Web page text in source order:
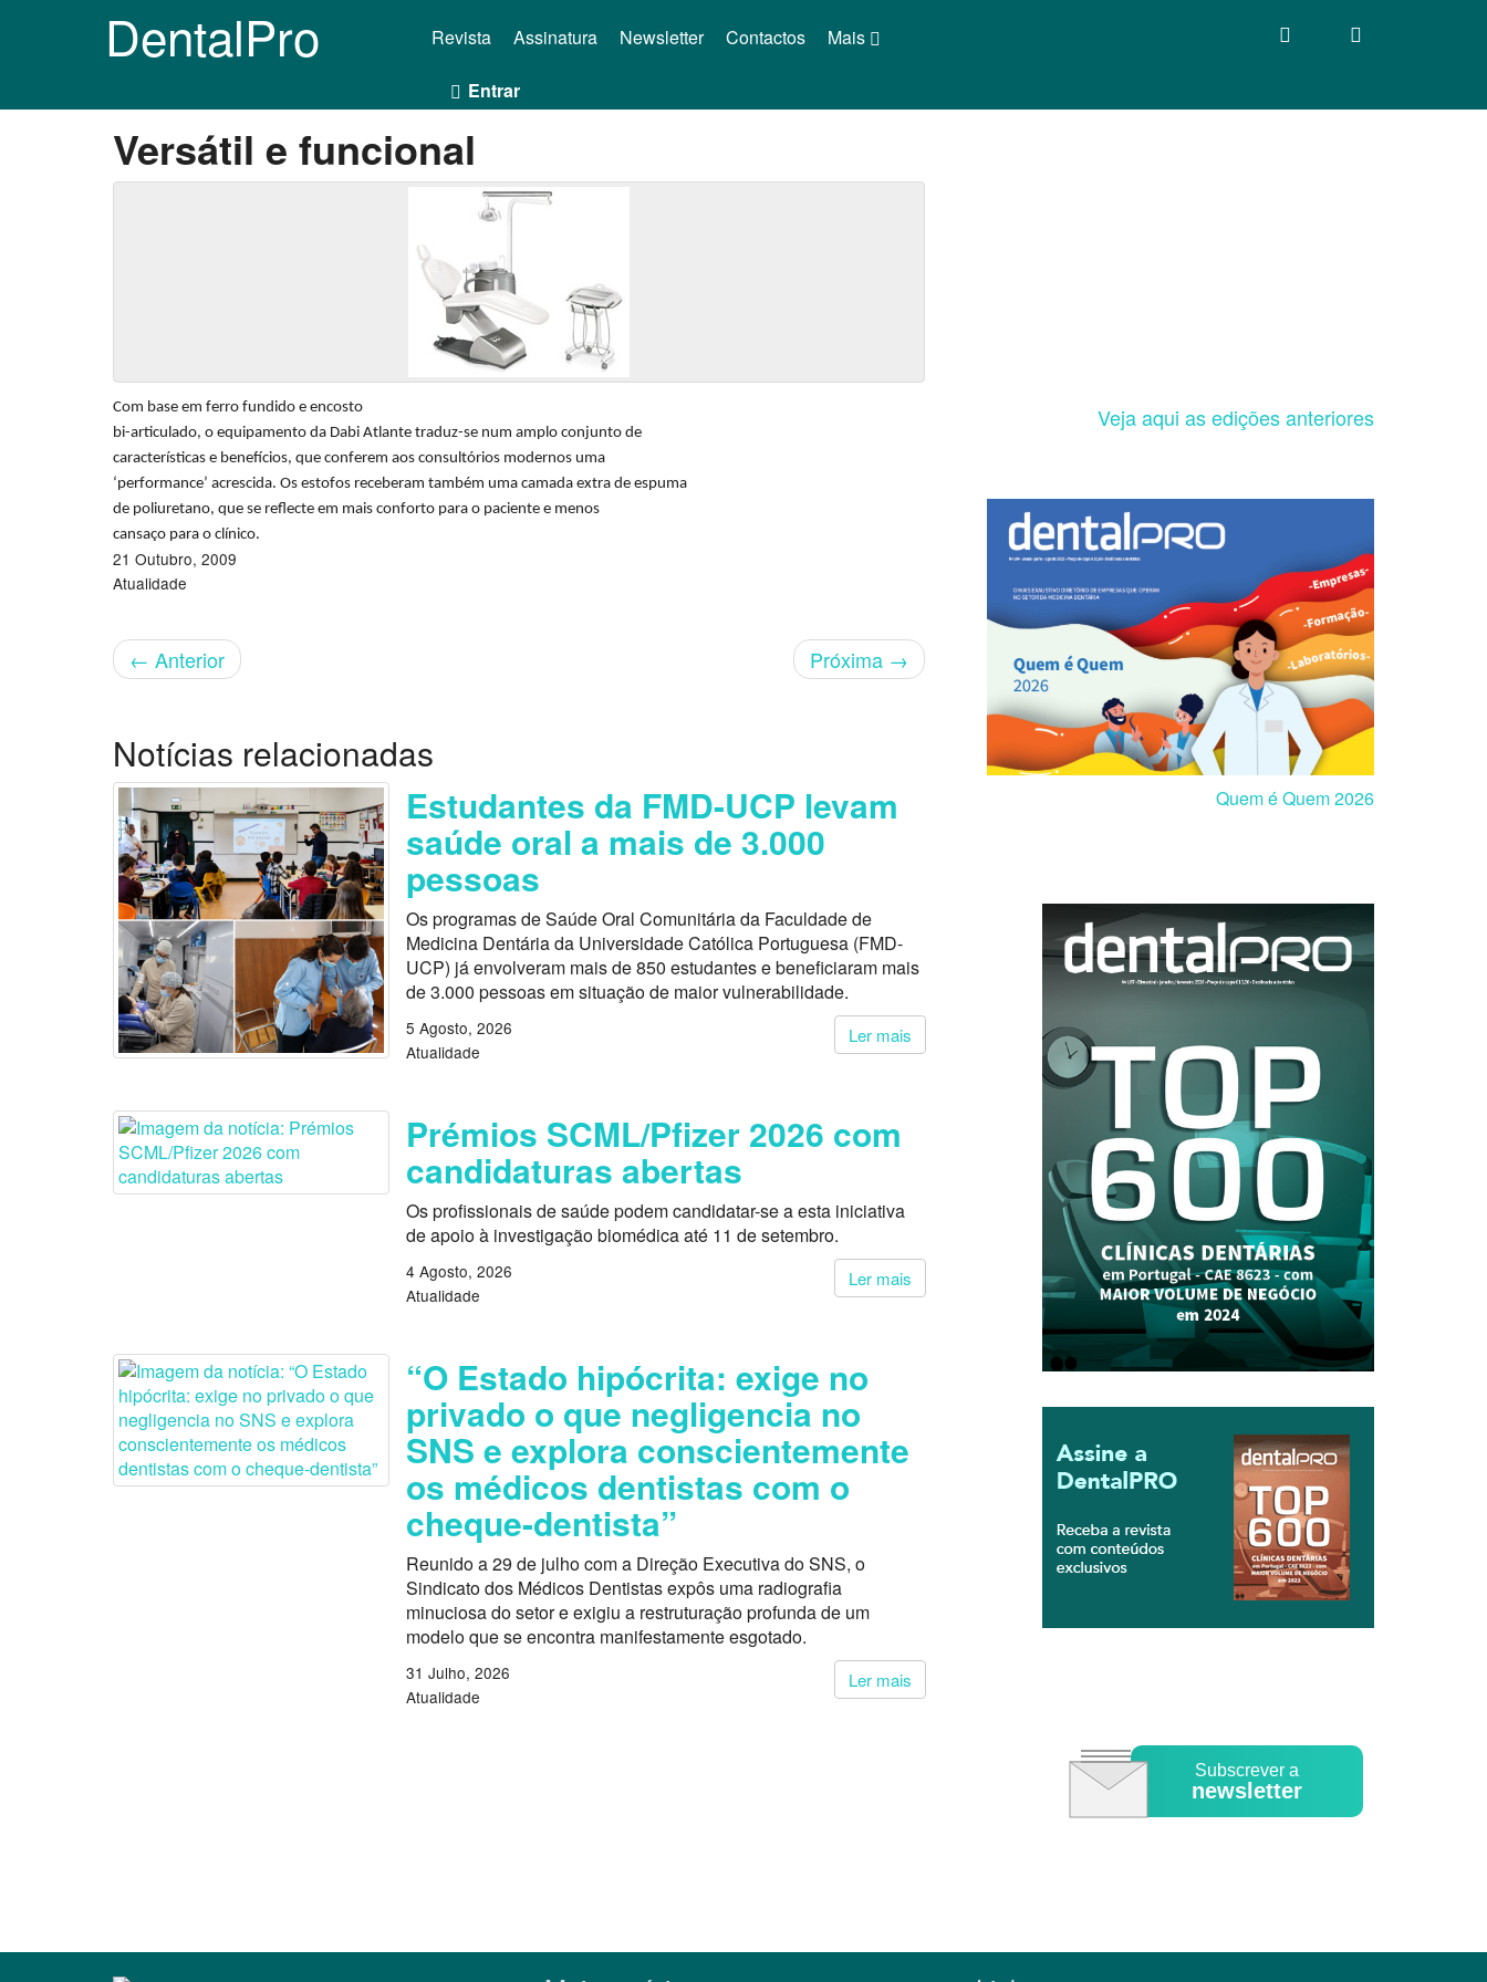
DentalPro Mais
Revista Assinatura Newsletter Contactos
Entrar
Versátil e funcional
Com base em ferro fundido e encosto
bi-articulado, o equipamento da Dabi Atlante traduz-se num amplo conjunto de
características e benefícios, que conferem aos consultórios modernos uma
‘performance’ acrescida. Os estofos receberam também uma camada extra de espuma
de poliuretano, que se reflecte em mais conforto para o paciente e menos
cansaço para o clínico.
21 Outubro, 2009
Atualidade
← Anterior Próxima →
Veja aqui as edições anteriores
Quem é Quem 2026
Subscrever a
newsletter
Notícias relacionadas
Estudantes da FMD-UCP levam
saúde oral a mais de 3.000
pessoas
Os programas de Saúde Oral Comunitária da Faculdade de
Medicina Dentária da Universidade Católica Portuguesa (FMD-
UCP) já envolveram mais de 850 estudantes e beneficiaram mais
de 3.000 pessoas em situação de maior vulnerabilidade.
Ler mais
5 Agosto, 2026
Atualidade
Prémios SCML/Pfizer 2026 com
candidaturas abertas
Os profissionais de saúde podem candidatar-se a esta iniciativa
de apoio à investigação biomédica até 11 de setembro.
Ler mais
4 Agosto, 2026
Atualidade
“O Estado hipócrita: exige no
privado o que negligencia no
SNS e explora conscientemente
os médicos dentistas com o
cheque-dentista”
Reunido a 29 de julho com a Direção Executiva do SNS, o
Sindicato dos Médicos Dentistas expôs uma radiografia
minuciosa do setor e exigiu a restruturação profunda de um
modelo que se encontra manifestamente esgotado.
Ler mais
31 Julho, 2026
Atualidade